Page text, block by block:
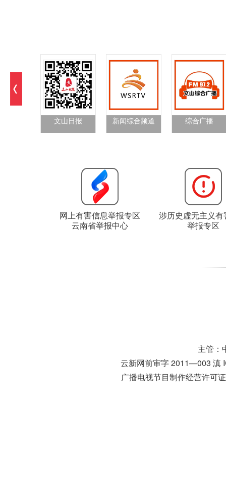
文山日报 新闻综合频道 综合广播
网上有害信息举报专区
云南省举报中心
涉历史虚无主义有
举报专区
主管：
云新网前审字 2011—003 滇
广播电视节目制作经营许可